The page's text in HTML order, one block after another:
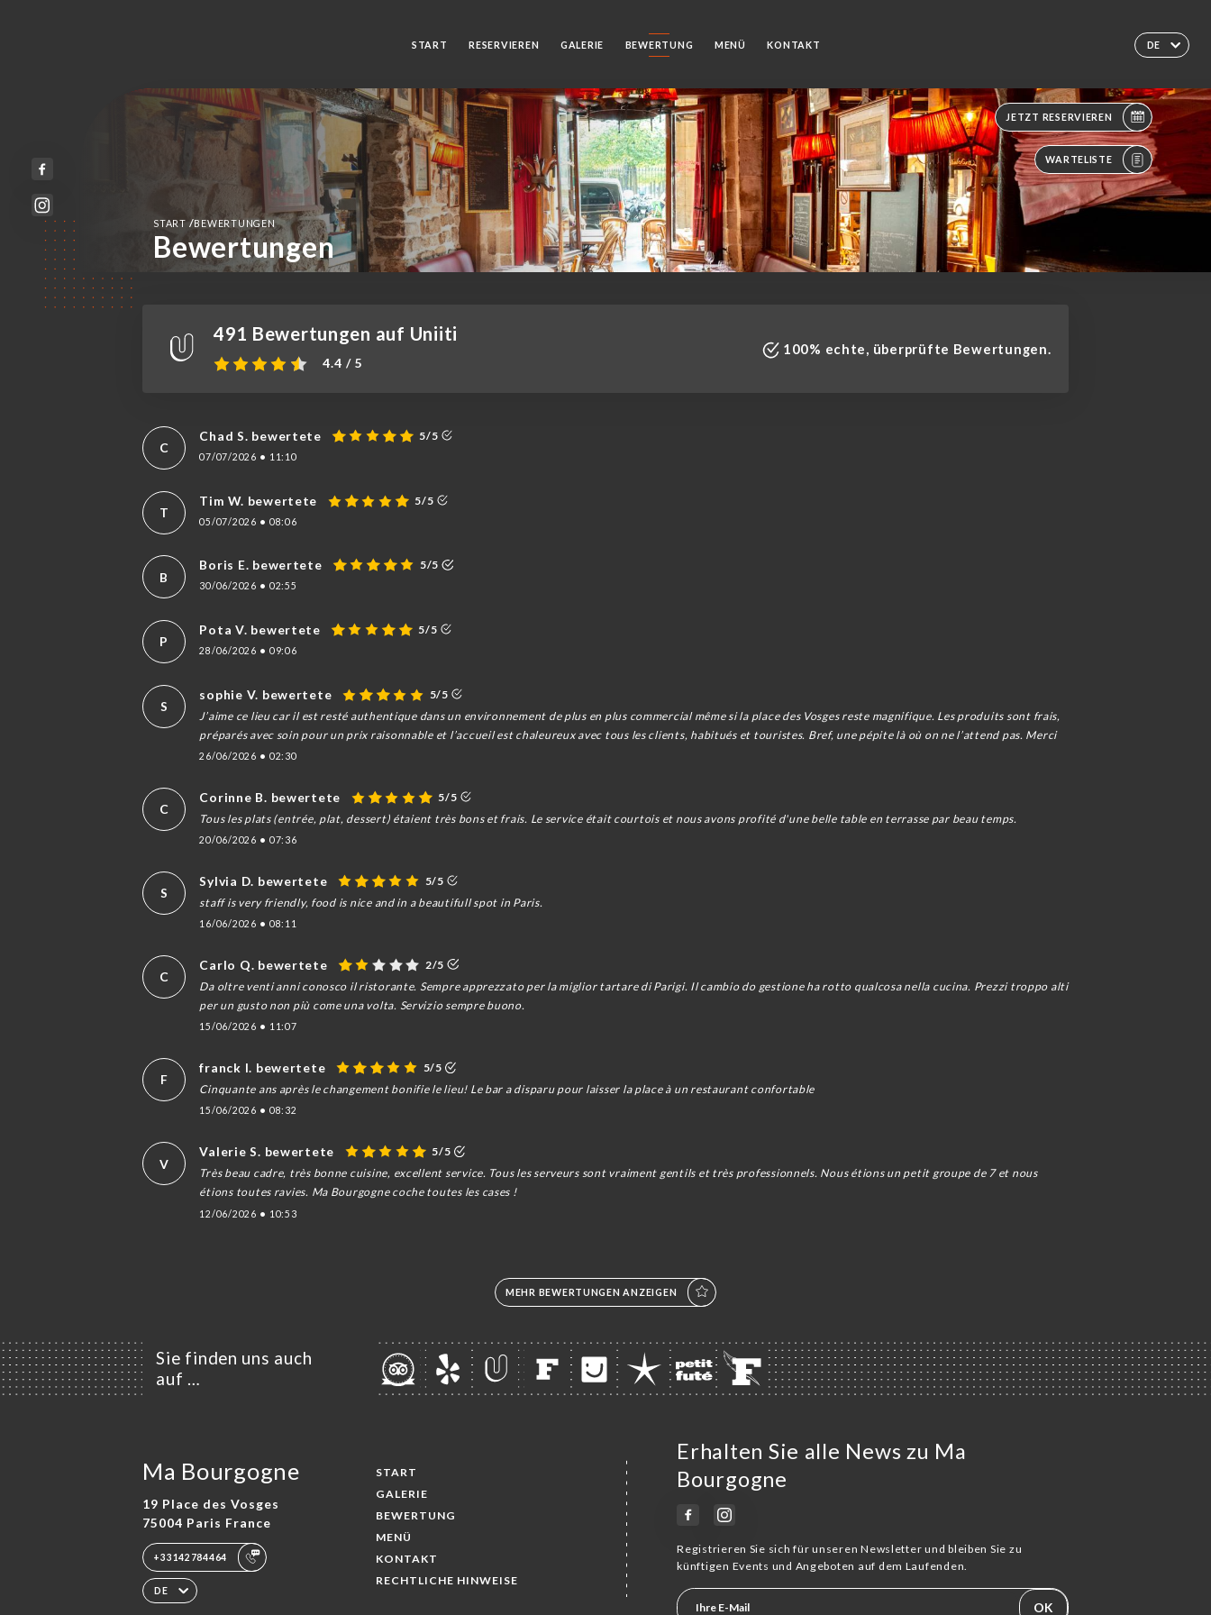
DE
START RESERVIEREN GALERIE BEWERTUNG MENÜ KONTAKT
JETZT RESERVIEREN
WARTELISTE
START/BEWERTUNGEN
Bewertungen
491 Bewertungen auf Uniiti
4.4 / 5
100% echte, überprüfte Bewertungen.
C
Chad S. bewertete 5/5
07/07/2026 • 11:10
T
Tim W. bewertete 5/5
05/07/2026 • 08:06
B
Boris E. bewertete 5/5
30/06/2026 • 02:55
P
Pota V. bewertete 5/5
28/06/2026 • 09:06
S
sophie V. bewertete
5/5
J’aime ce lieu car il est resté authentique dans un environnement de plus en plus commercial même si la place des Vosges reste magnifique. Les produits sont frais,
préparés avec soin pour un prix raisonnable et l’accueil est chaleureux avec tous les clients, habitués et touristes. Bref, une pépite là où on ne l’attend pas. Merci
26/06/2026 • 02:30
C
Corinne B. bewertete
5/5
Tous les plats (entrée, plat, dessert) étaient très bons et frais. Le service était courtois et nous avons profité d'une belle table en terrasse par beau temps.
20/06/2026 • 07:36
S
Sylvia D. bewertete
5/5
staff is very friendly, food is nice and in a beautifull spot in Paris.
16/06/2026 • 08:11
C
Carlo Q. bewertete
2/5
Da oltre venti anni conosco il ristorante. Sempre apprezzato per la miglior tartare di Parigi. Il cambio do gestione ha rotto qualcosa nella cucina. Prezzi troppo alti
per un gusto non più come una volta. Servizio sempre buono.
15/06/2026 • 11:07
F
franck l. bewertete
5/5
Cinquante ans après le changement bonifie le lieu! Le bar a disparu pour laisser la place à un restaurant confortable
15/06/2026 • 08:32
V
Valerie S. bewertete
5/5
Très beau cadre, très bonne cuisine, excellent service. Tous les serveurs sont vraiment gentils et très professionnels. Nous étions un petit groupe de 7 et nous
étions toutes ravies. Ma Bourgogne coche toutes les cases !
12/06/2026 • 10:53
MEHR BEWERTUNGEN ANZEIGEN
Sie finden uns auch
auf …
Ma Bourgogne
19 Place des Vosges
75004 Paris France
+33142784464
DE
START
GALERIE
BEWERTUNG
MENÜ
KONTAKT
RECHTLICHE HINWEISE
Erhalten Sie alle News zu Ma
Bourgogne
Registrieren Sie sich für unseren Newsletter und bleiben Sie zu
künftigen Events und Angeboten auf dem Laufenden.
OK